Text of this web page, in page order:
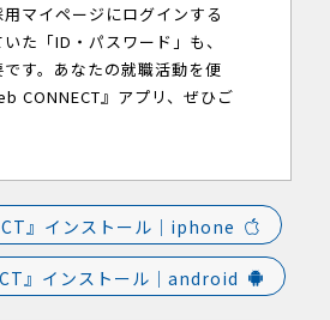
マイページにログインする
た「ID・パスワード」も、
す。あなたの就職活動を便
CONNECT』アプリ、ぜひご
』インストール｜iphone
』インストール｜android